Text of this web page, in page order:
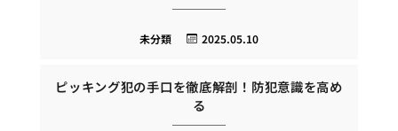
2025.05.10
未分類
ピッキング犯の手口を徹底解剖！防犯意識を高め
る